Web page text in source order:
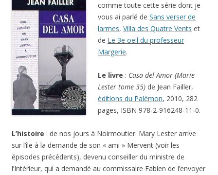
comme toute cette série dont je
vous ai parlé de Sans verser de
larmes, Villa des Quatre Vents et
de Le 3e oeil du professeur
Margerie.
Le livre : Casa del Amor (Marie
Lester tome 35) de Jean Failler,
éditions du Palémon, 2010, 282
pages, ISBN 978-2-916248-11-0.
L’histoire : de nos jours à Noirmoutier. Mary Lester arrive
sur l’île à la demande de son « ami » Mervent (voir les
épisodes précédents), devenu conseiller du ministre de
l’Intérieur, qui a demandé au commissaire Fabien de l’envoyer